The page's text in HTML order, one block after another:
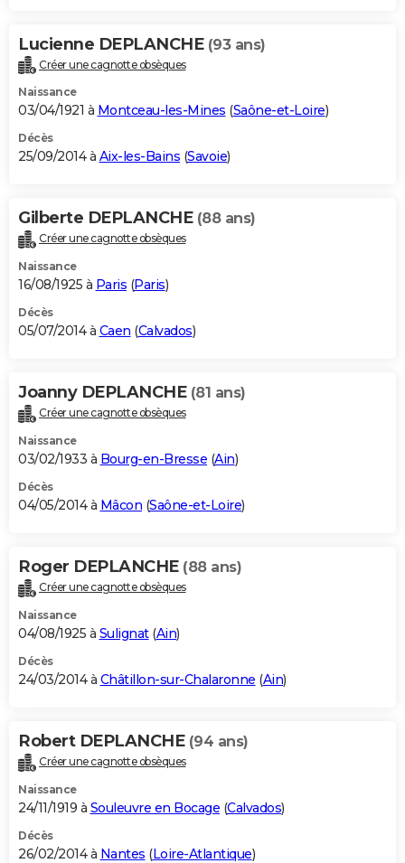
Lucienne DEPLANCHE (93 ans)
Créer une cagnotte obsèques
Naissance
03/04/1921 à Montceau-les-Mines (Saône-et-Loire)
Décès
25/09/2014 à Aix-les-Bains (Savoie)
Gilberte DEPLANCHE (88 ans)
Créer une cagnotte obsèques
Naissance
16/08/1925 à Paris (Paris)
Décès
05/07/2014 à Caen (Calvados)
Joanny DEPLANCHE (81 ans)
Créer une cagnotte obsèques
Naissance
03/02/1933 à Bourg-en-Bresse (Ain)
Décès
04/05/2014 à Mâcon (Saône-et-Loire)
Roger DEPLANCHE (88 ans)
Créer une cagnotte obsèques
Naissance
04/08/1925 à Sulignat(Ain)
Décès
24/03/2014 à Châtillon-sur-Chalaronne (Ain)
Robert DEPLANCHE (94 ans)
Créer une cagnotte obsèques
Naissance
24/11/1919 à Souleuvre en Bocage (Calvados)
Décès
26/02/2014 à Nantes (Loire-Atlantique)